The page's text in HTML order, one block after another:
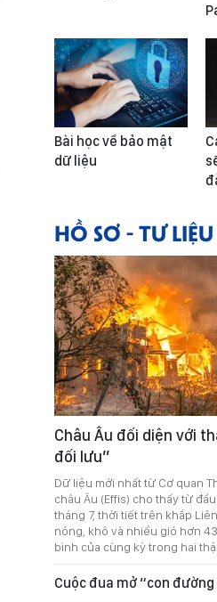
Bài học về bảo mật
dữ liệu
HỒ SƠ - TƯ LIỆU
Châu Âu đối diện với
đối lưu”
Dữ liệu mới nhất từ Cơ quan
châu Âu (Effis) cho thấy từ
tháng 7, thời tiết trên khắp
nóng, khô và nhiều gió hơn
bình của cùng kỳ trong hai
Cuộc đua mở “con